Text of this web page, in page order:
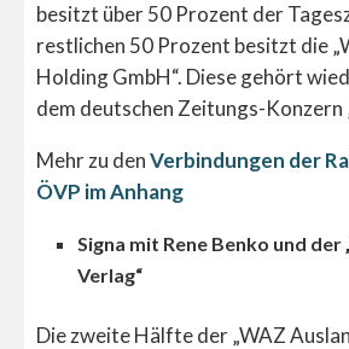
besitzt über 50 Prozent der
restlichen 50 Prozent besitzt die
Holding GmbH“. Diese gehört
dem deutschen Zeitungs-Konzern
Mehr zu denVerbindungen der
ÖVP im Anhang
Signa mit Rene Benko und
Verlag“
Die zweite Hälfte der „WAZ